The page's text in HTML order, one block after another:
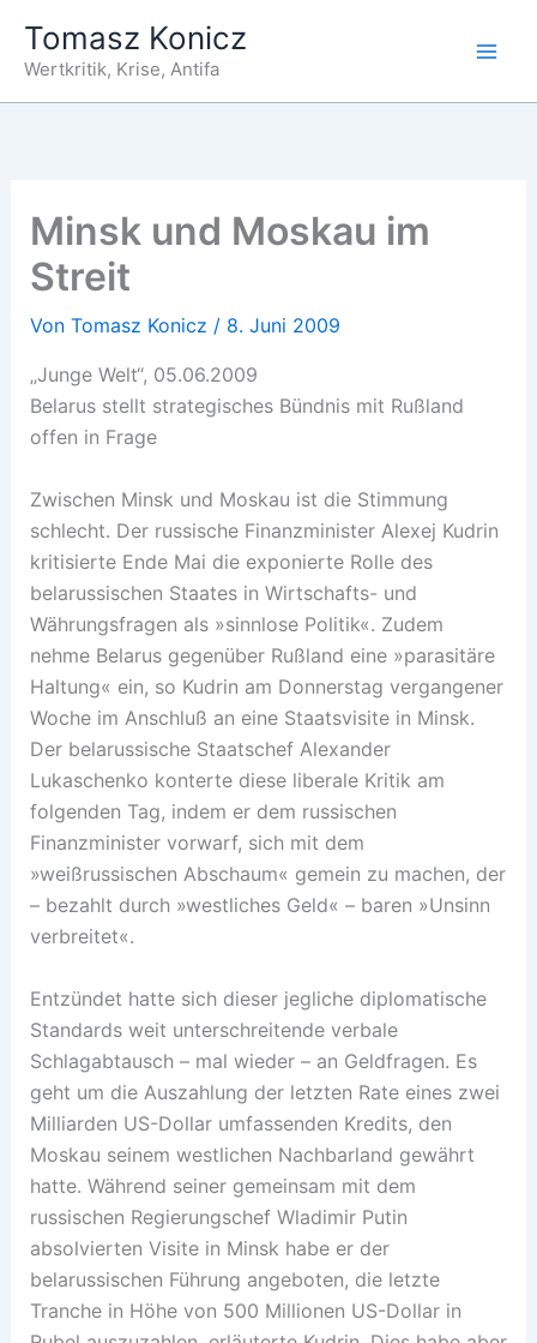
Inhalt
springen
Tomasz Konicz
Wertkritik, Krise, Antifa
Minsk und Moskau im
Streit
Von Tomasz Konicz / 8. Juni 2009
„Junge Welt“, 05.06.2009
Belarus stellt strategisches Bündnis mit Rußland
offen in Frage
Zwischen Minsk und Moskau ist die Stimmung
schlecht. Der russische Finanzminister Alexej Kudrin
kritisierte Ende Mai die exponierte Rolle des
belarussischen Staates in Wirtschafts- und
Währungsfragen als »sinnlose Politik«. Zudem
nehme Belarus gegenüber Rußland eine »parasitäre
Haltung« ein, so Kudrin am Donnerstag vergangener
Woche im Anschluß an eine Staatsvisite in Minsk.
Der belarussische Staatschef Alexander
Lukaschenko konterte diese liberale Kritik am
folgenden Tag, indem er dem russischen
Finanzminister vorwarf, sich mit dem
»weißrussischen Abschaum« gemein zu machen, der
– bezahlt durch »westliches Geld« – baren »Unsinn
verbreitet«.
Entzündet hatte sich dieser jegliche diplomatische
Standards weit unterschreitende verbale
Schlagabtausch – mal wieder – an Geldfragen. Es
geht um die Auszahlung der letzten Rate eines zwei
Milliarden US-Dollar umfassenden Kredits, den
Moskau seinem westlichen Nachbarland gewährt
hatte. Während seiner gemeinsam mit dem
russischen Regierungschef Wladimir Putin
absolvierten Visite in Minsk habe er der
belarussischen Führung angeboten, die letzte
Tranche in Höhe von 500 Millionen US-Dollar in